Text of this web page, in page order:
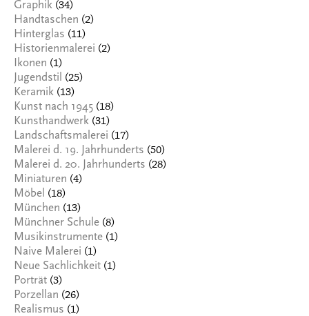
Graphik (34)
Handtaschen (2)
Hinterglas (11)
Historienmalerei (2)
Ikonen (1)
Jugendstil (25)
Keramik (13)
Kunst nach 1945 (18)
Kunsthandwerk (31)
Landschaftsmalerei (17)
Malerei d. 19. Jahrhunderts (50)
Malerei d. 20. Jahrhunderts (28)
Miniaturen (4)
Möbel (18)
München (13)
Münchner Schule (8)
Musikinstrumente (1)
Naive Malerei (1)
Neue Sachlichkeit (1)
Porträt (3)
Porzellan (26)
Realismus (1)